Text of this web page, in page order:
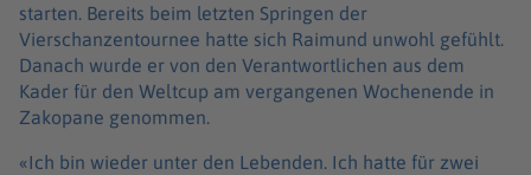
starten. Bereits beim letzten Springen der
Vierschanzentournee hatte sich Raimund unwohl gefühlt.
Danach wurde er von den Verantwortlichen aus dem
Kader für den Weltcup am vergangenen Wochenende in
Zakopane genommen.
«Ich bin wieder unter den Lebenden. Ich hatte für zwei